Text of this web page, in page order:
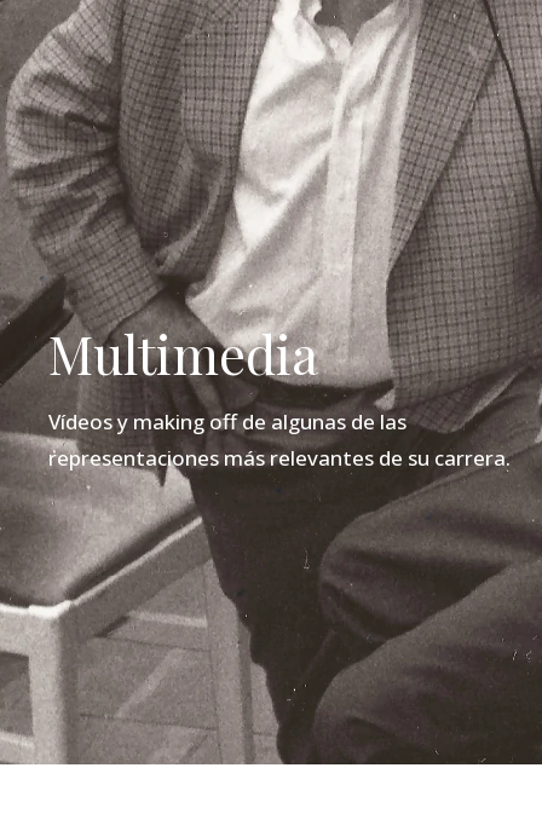
Multimedia
Vídeos y making off de algunas de las
representaciones más relevantes de su carrera.